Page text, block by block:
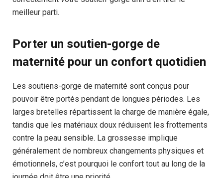
meilleur parti.
Porter un soutien-gorge de
maternité pour un confort quotidien
Les soutiens-gorge de maternité sont conçus pour
pouvoir être portés pendant de longues périodes. Les
larges bretelles répartissent la charge de manière égale,
tandis que les matériaux doux réduisent les frottements
contre la peau sensible. La grossesse implique
généralement de nombreux changements physiques et
émotionnels, c’est pourquoi le confort tout au long de la